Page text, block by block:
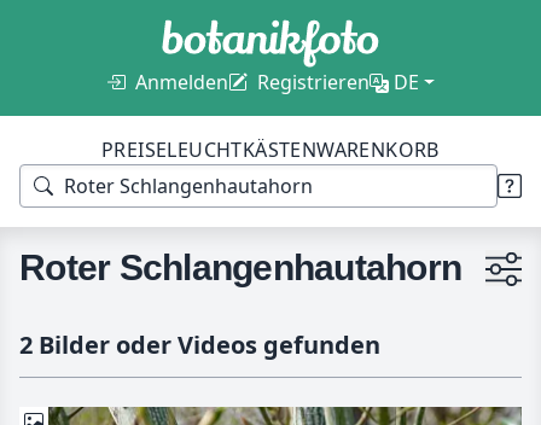
Anmelden Registrieren DE
PREISELEUCHTKÄSTENWARENKORB
Roter Schlangenhautahorn
2 Bilder oder Videos gefunden